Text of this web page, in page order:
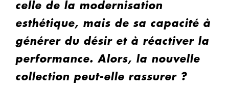
celle de la modernisation
esthétique, mais de sa capacité à
générer du désir et à réactiver la
performance. Alors, la nouvelle
collection peut-elle rassurer ?